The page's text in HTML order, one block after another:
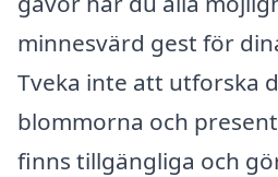
minnesvärd gest för
Tveka inte att utforska
blommorna och
finns tillgängliga och